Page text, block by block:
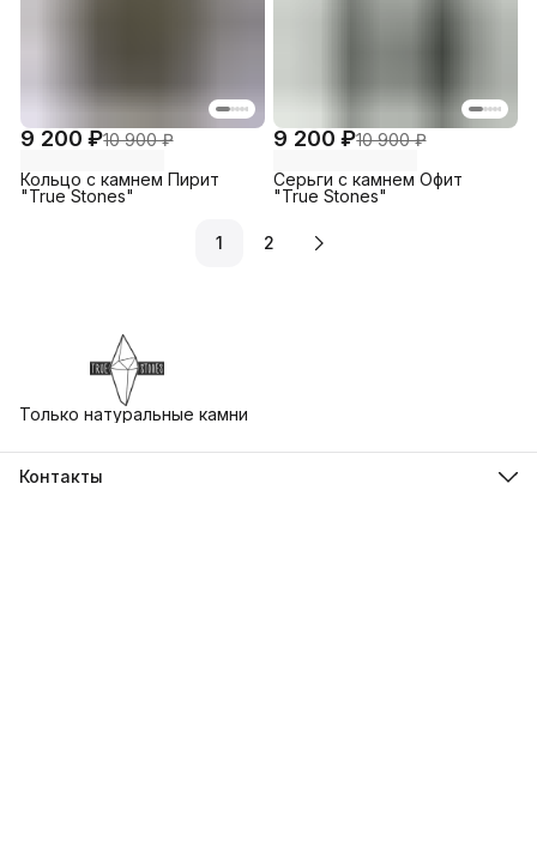
9 200 ₽10 900 ₽
Кольцо с камнем Пирит
"True Stones"
9 200 ₽10 900 ₽
Серьги с камнем Офит
"True Stones"
1 2
Только натуральные камни
Контакты